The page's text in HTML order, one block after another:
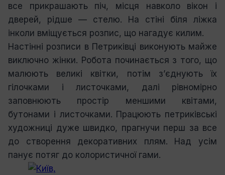
все прикрашають піч, місця навколо вікон і
дверей, рідше — стелю. На стіні біля ліжка
інколи вміщується розпис, що нагадує килим.
Настінні розписи в Петриківці виконують майже
виключно жінки. Робота починається з того, що
малюють великі квітки, потім з’єднують їх
гілочками і листочками, далі рівномірно
заповнюють простір меншими квітами,
бутонами і листочками. Працюють петриківські
художниці дуже швидко, прагнучи перш за все
до створення декоративних плям. Над усім
панує потяг до колористичної гами.